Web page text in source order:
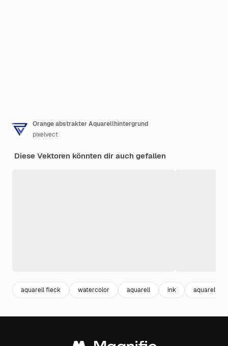
Orange abstrakter Aquarellhintergrund
pixelvect
Diese Vektoren könnten dir auch gefallen
aquarell fleck watercolor aquarell ink aquarell